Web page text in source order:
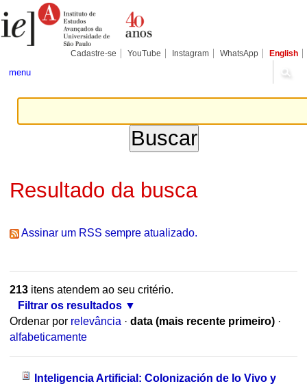
para
conteúdo.
Pessoais
Cadastre-se YouTube Instagram WhatsApp English
menu
Resultado da busca
Assinar um RSS sempre atualizado.
213itens atendem ao seu critério.
Filtrar os resultados
Ordenar por relevância · data (mais recente primeiro) ·
alfabeticamente
Inteligencia Artificial: Colonización de lo Vivo y